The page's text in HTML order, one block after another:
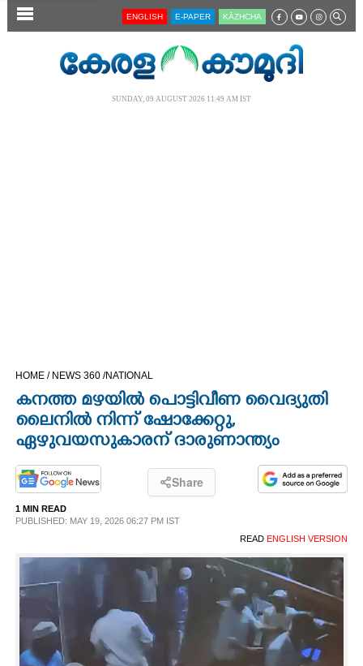
SECTIONS
CINEMA
OPINION
PHOTOS
LIFESTYLE
SPIRITUAL
INFO+
ART
ENGLISH E-PAPER KĀZHCHA
SUNDAY, 09 AUGUST 2026 11.49 AM IST
HOME / NEWS 360 /NATIONAL
കനത്ത മഴയിൽ പൊട്ടിവീണ വൈദ്യുതി
ലൈനിൽ നിന്ന് ഷോക്കേറ്റു,​
ഏഴുവയസുകാരന് ദാരുണാന്ത്യം
Share
1 MIN READ
PUBLISHED: MAY 19, 2026 06:27 PM IST
READ ENGLISH VERSION